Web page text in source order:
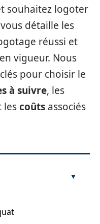
souhaitez logoter
détaille les
réussi et
vigueur. Nous
pour choisir le
à suivre, les
lescoûts associés